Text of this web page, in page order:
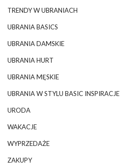
TRENDY W UBRANIACH
UBRANIA BASICS
UBRANIA DAMSKIE
UBRANIA HURT
UBRANIA MĘSKIE
UBRANIA W STYLU BASIC INSPIRACJE
URODA
WAKACJE
WYPRZEDAŻE
ZAKUPY